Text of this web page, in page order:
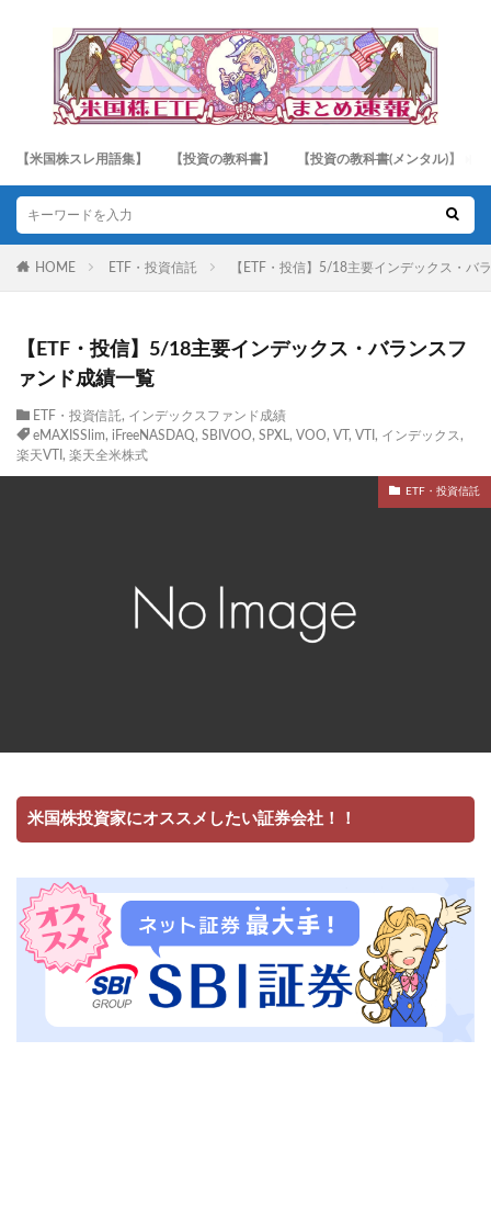
【米国株スレ用語集】 【投資の教科書】 【投資の教科書(メンタル)】
HOME ETF・投資信託 【ETF・投信】5/18主要インデックス・バ
【ETF・投信】5/18主要インデックス・バランスフ
ァンド成績一覧
ETF・投資信託, インデックスファンド成績
eMAXISSlim, iFreeNASDAQ, SBIVOO, SPXL , VOO, VT , VTI , インデックス ,
楽天VTI , 楽天全米株式
ETF・投資信託
米国株投資家にオススメしたい証券会社！！